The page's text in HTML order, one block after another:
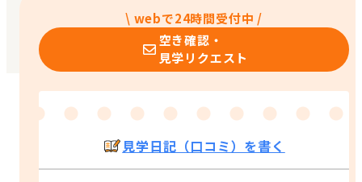
\ webで24時間受付中 /
空き確認・
見学リクエスト
見学日記（口コミ）を書く